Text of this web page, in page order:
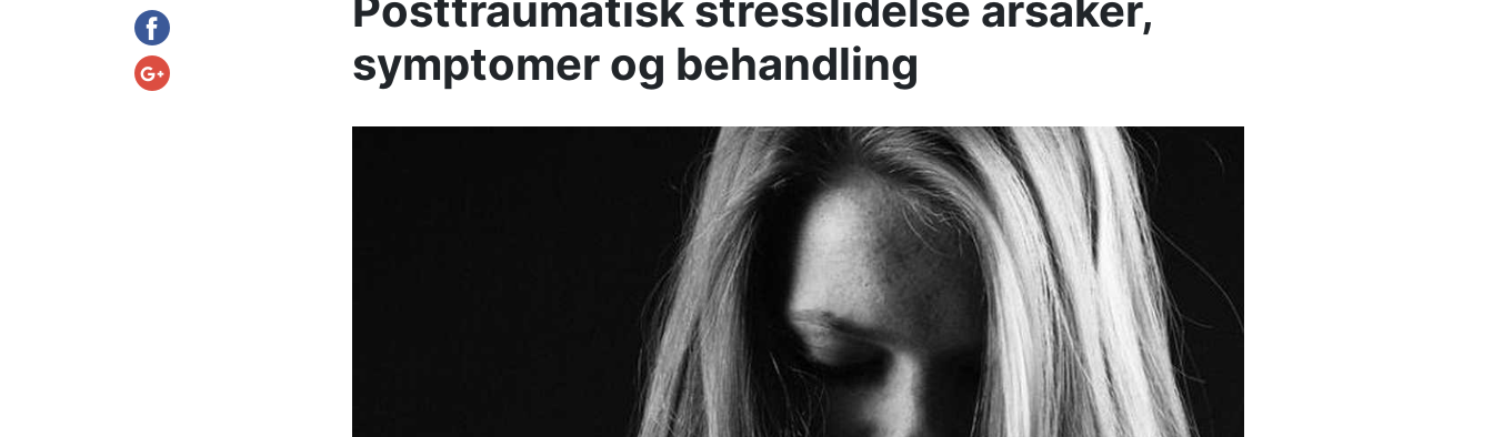
symptomer og behandling